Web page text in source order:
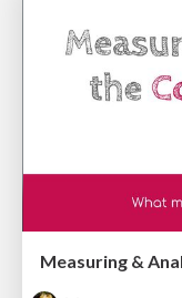
Measuring &